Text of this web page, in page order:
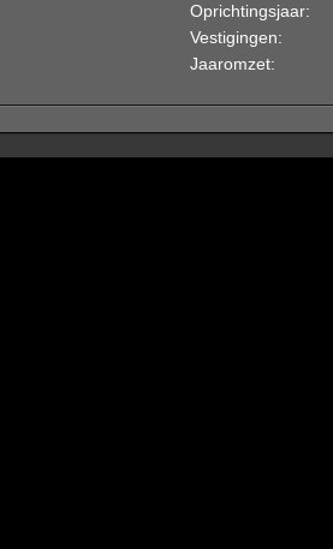
Oprichtingsjaar:
Vestigingen:
Jaaromzet: